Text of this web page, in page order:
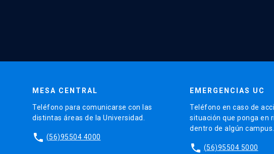
MESA CENTRAL
Teléfono para comunicarse con las
distintas áreas de la Universidad.
phone (56)95504 4000
EMERGENCIAS UC
Teléfono en caso de
situación que ponga en
dentro de algún campus.
phone (56)95504 5000